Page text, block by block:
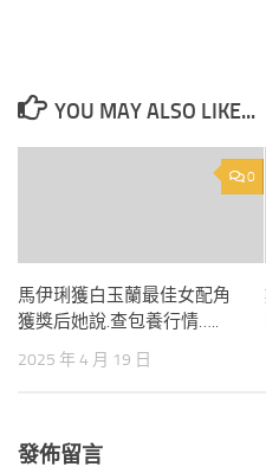
YOU MAY ALSO LIKE...
0
馬伊琍獲白玉蘭最佳女配角
獲獎后她說.查包養行情…..
2025 年 4 月 19 日
發佈留言